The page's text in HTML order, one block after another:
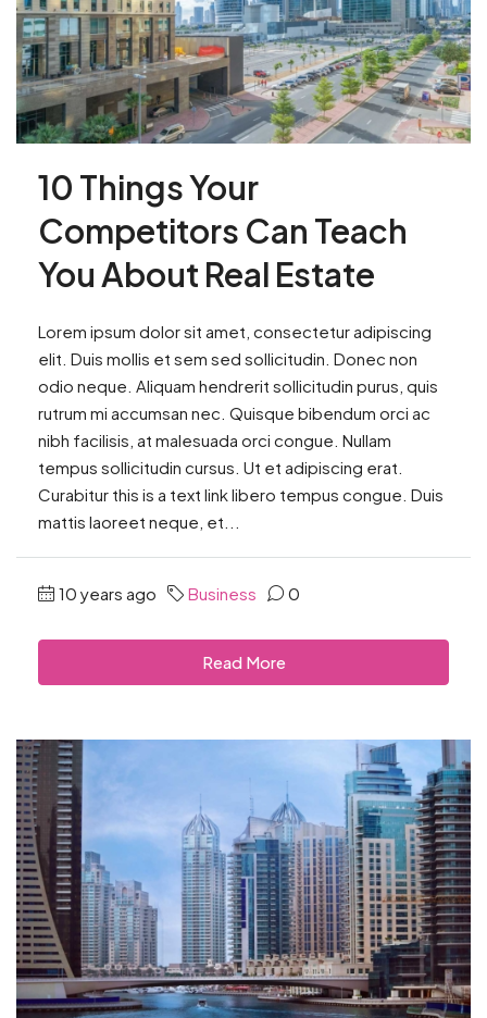
10 Things Your
Competitors Can Teach
You About Real Estate
Lorem ipsum dolor sit amet, consectetur adipiscing
elit. Duis mollis et sem sed sollicitudin. Donec non
odio neque. Aliquam hendrerit sollicitudin purus, quis
rutrum mi accumsan nec. Quisque bibendum orci ac
nibh facilisis, at malesuada orci congue. Nullam
tempus sollicitudin cursus. Ut et adipiscing erat.
Curabitur this is a text link libero tempus congue. Duis
mattis laoreet neque, et...
10 years ago Business 0
Read More